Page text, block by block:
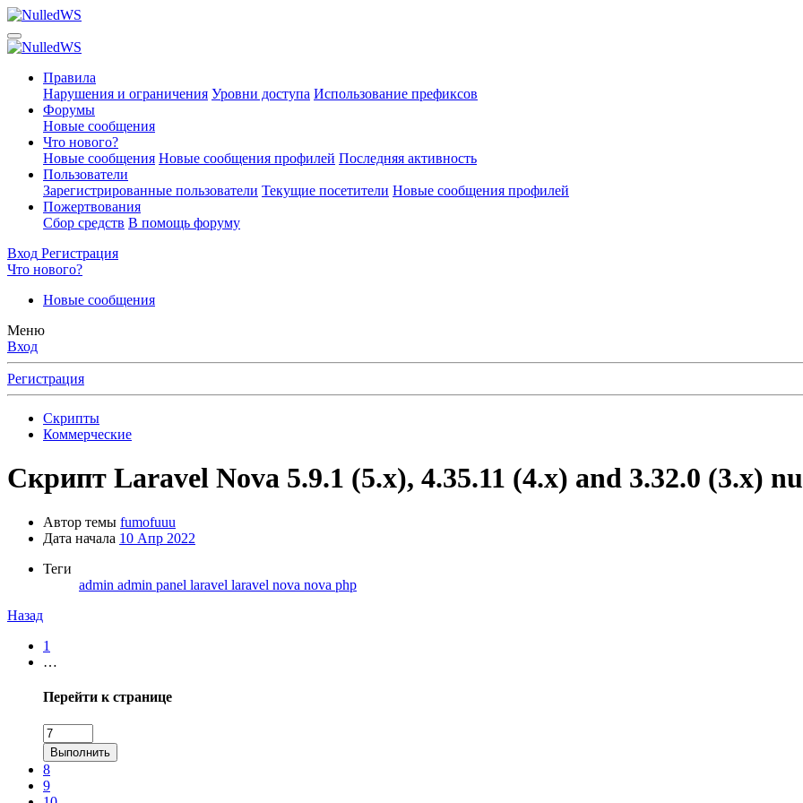
Правила
Нарушения и ограничения Уровни доступа Использование префиксов
Форумы
Новые сообщения
Что нового?
Новые сообщения Новые сообщения профилей Последняя активность
Пользователи
Зарегистрированные пользователи Текущие посетители Новые сообщения профилей
Пожертвования
Сбор средств В помощь форуму
Вход Регистрация
Что нового?
Новые сообщения
Меню
Вход
Регистрация
Скрипты
Коммерческие
Скрипт Laravel Nova 5.9.1 (5.x), 4.35.11 (4.x) and 3.32.0 (3.x)
Автор темы fumofuuu
Дата начала 10 Апр 2022
Теги
admin admin panel laravel laravel nova nova php
Назад
1
…
Перейти к странице
Выполнить
8
9